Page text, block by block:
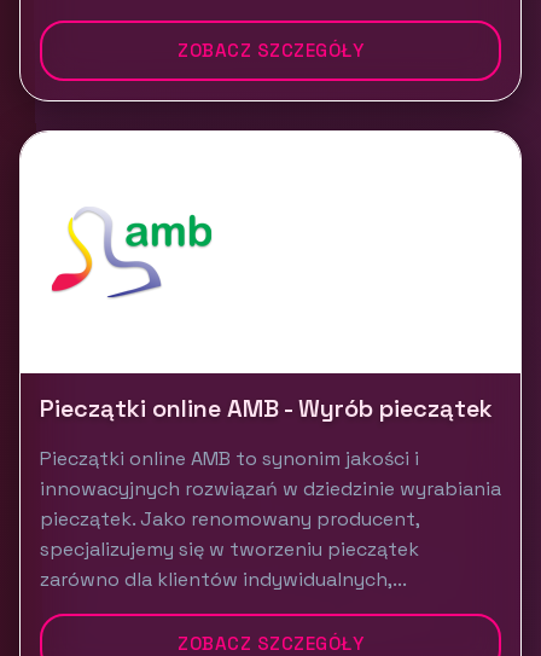
ZOBACZ SZCZEGÓŁY
Pieczątki online AMB - Wyrób pieczątek
Pieczątki online AMB to synonim jakości i
innowacyjnych rozwiązań w dziedzinie wyrabiania
pieczątek. Jako renomowany producent,
specjalizujemy się w tworzeniu pieczątek
zarówno dla klientów indywidualnych,...
ZOBACZ SZCZEGÓŁY